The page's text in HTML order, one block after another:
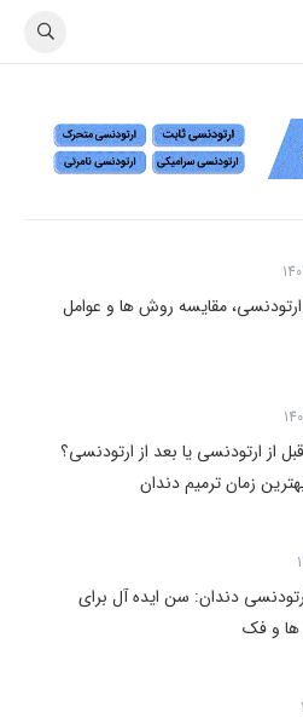
مقایسه روش ها و عوامل
از ارتودنسی یا بعد از ارتودنسی؟
زمان ترمیم دندان
دندان: سن ایده آل برای
ها و فک